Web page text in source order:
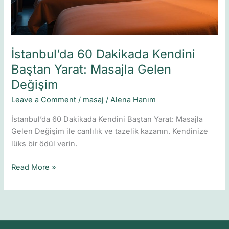
İstanbul’da 60 Dakikada Kendini
Baştan Yarat: Masajla Gelen
Değişim
Leave a Comment / masaj /Alena Hanım
İstanbul’da 60 Dakikada Kendini Baştan Yarat: Masajla
Gelen Değişim ile canlılık ve tazelik kazanın. Kendinize
lüks bir ödül verin.
Gelen
Değişim
Read More »